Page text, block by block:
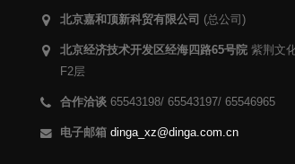
北京嘉和顶新科贸有限公司 (总公司)
北京经济技术开发区经海四路65号院 紫荆文
F2层
合作洽谈 65543198/ 65543197/ 65546965
电子邮箱 dinga_xz@dinga.com.cn